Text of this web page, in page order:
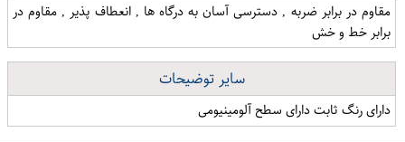
مقاوم در برابر ضربه , دسترسی آسان به درگاه ها , انعطاف پذیر , مقاوم در
برابر خط و خش
سایر توضیحات
دارای رنگ ثابت دارای سطح آلومینیومی